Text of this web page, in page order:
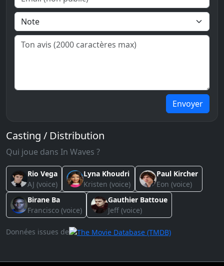
Envoyer
Casting / Distribution
Qui joue dans In Waves ?
Rio Vega
AJ (voice)
Lyna Khoudri
Kristen (voice)
Paul Kircher
Eon (voice)
Birane Ba
Francisco (voice)
Gauthier Battoue
Jeff (voice)
Données issues de